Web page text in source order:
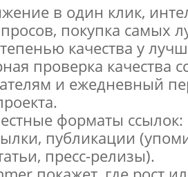
в один клик,
покупка самых
качества у
проверка качества
и ежедневный
форматы
публикации
пресс-релизы).